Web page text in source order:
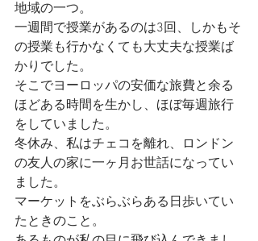
地域の一つ。
一週間で授業があるのは3回、しかもそ
の授業も行かなくても大丈夫な授業ば
かりでした。
そこでヨーロッパの安価な旅費と余る
ほどある時間を生かし、ほぼ毎週旅行
をしていました。
冬休み、私はチェコを離れ、ロンドン
の友人の家に一ヶ月お世話になってい
ました。
マーケットをぶらぶらある日歩いてい
たときのこと。